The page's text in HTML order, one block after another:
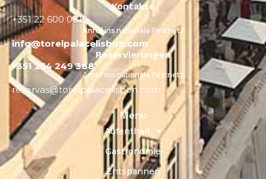
Kontakte
+351 22 600 0815
Anruf ins nationale Festnetz
info@torelpalacelisbon.com
Reservierungen
+351 254 249 388
Anruf ins nationale Festnetz
reservas@torelpalacelisbon.com
Menu
Aufenthalt
Gastronomie
Entspannen